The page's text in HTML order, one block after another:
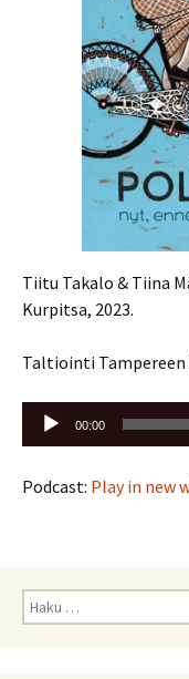
Tiitu Takalo & Tiina
Kurpitsa, 2023.
Taltiointi Tampereen
Äänitoistin
00:00
Podcast: Play in new
Haku: